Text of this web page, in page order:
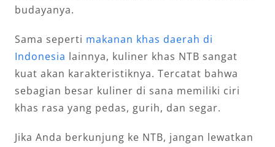
budayanya.
Sama seperti makanan khas daerah di
Indonesia lainnya, kuliner khas NTB sangat
kuat akan karakteristiknya. Tercatat bahwa
sebagian besar kuliner di sana memiliki ciri
khas rasa yang pedas, gurih, dan segar.
Jika Anda berkunjung ke NTB, jangan lewatkan